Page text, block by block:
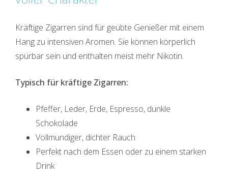
Kräftige Zigarren sind für geübte Genießer mit einem
Hang zu intensiven Aromen. Sie können körperlich
spürbar sein und enthalten meist mehr Nikotin.
Typisch für kräftige Zigarren:
Pfeffer, Leder, Erde, Espresso, dunkle
Schokolade
Vollmundiger, dichter Rauch
Perfekt nach dem Essen oder zu einem starken
Drink